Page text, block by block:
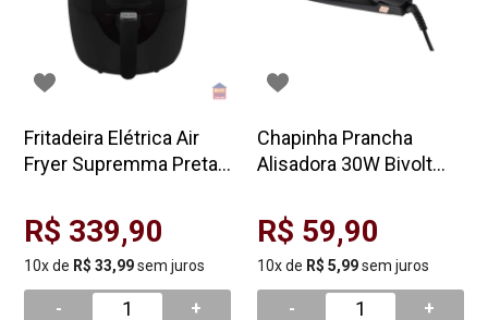
Fritadeira Elétrica Air
Fryer Supremma Preta
Agratto
R$ 339,90
10x de R$ 33,99sem juros
- +
Chapinha Prancha
Alisadora 30W Bivolt
03
R$ 59,90
10x de R$ 5,99sem juros
- +